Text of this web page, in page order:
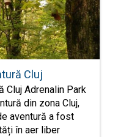
Cluj
Cluj Adrenalin Park
din zona Cluj,
aventură a fost
în aer liber